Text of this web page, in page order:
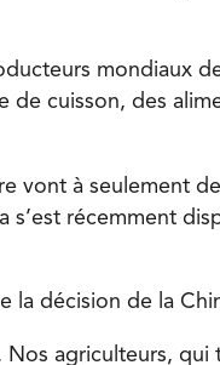
mondiaux
de cuisson, des
vont à seulement
s’est récemment
la décision de la
agriculteurs, qui